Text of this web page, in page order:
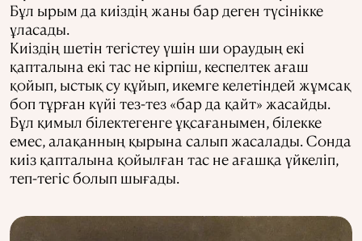
Бұл ырым да киіздің жаны бар деген түсінікке
ұласады.
Киіздің шетін тегістеу үшін ши ораудың екі
қапталына екі тас не кірпіш, кеспелтек ағаш
қойып, ыстық су құйып, икемге келетіндей жұмсақ
боп тұрған күйі тез-тез «бар да қайт» жасайды.
Бұл қимыл білектегенге ұқсағанымен, білекке
емес, алақанның қырына салып жасалады. Сонда
киіз қапталына қойылған тас не ағашқа үйкеліп,
теп-тегіс болып шығады.